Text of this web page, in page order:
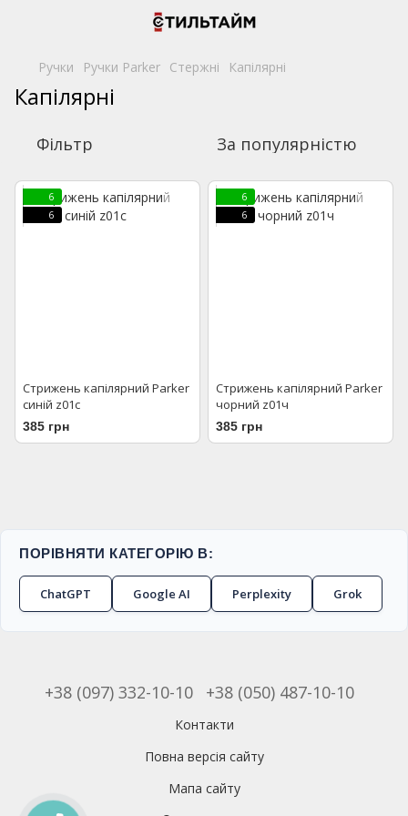
Ручки Ручки Parker Стержні Капілярні
Капілярні
Фільтр За популярністю
6
6
Стрижень капілярний Parker
синій z01c
385 грн
6
6
Стрижень капілярний Parker
чорний z01ч
385 грн
ПОРІВНЯТИ КАТЕГОРІЮ В:
ChatGPT Google AI Perplexity Grok
+38 (097) 332-10-10 +38 (050) 487-10-10
Контакти
Повна версія сайту
Мапа сайту